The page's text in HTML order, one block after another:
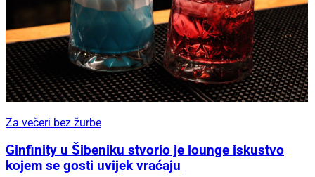
Za večeri bez žurbe
Ginfinity u Šibeniku stvorio je lounge iskustvo
kojem se gosti uvijek vraćaju